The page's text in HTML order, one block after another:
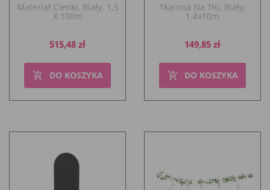
Materiał Cienki, Biały, 1,5
X 100m
Cena
515,48 zł
add_shopping_cart DO KOSZYKA
Tkanina Na Tło, Biały,
1.4x10m
Cena
149,85 zł
add_shopping_cart DO KOSZYKA